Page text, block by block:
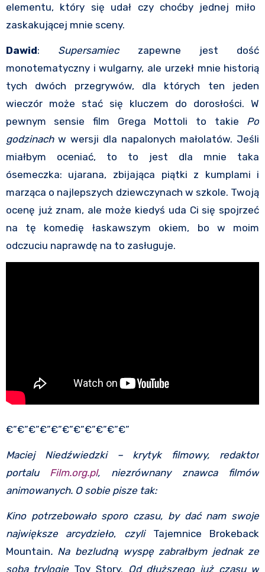
elementu, który się udał czy choćby jednej miło
zaskakującej mnie sceny.
Dawid: Supersamiec zapewne jest dość
monotematyczny i wulgarny, ale urzekł mnie historią
tych dwóch przegrywów, dla których ten jeden
wieczór może stać się kluczem do dorosłości. W
pewnym sensie film Grega Mottoli to takie Po
godzinach w wersji dla napalonych małolatów. Jeśli
miałbym oceniać, to to jest dla mnie taka
ósemeczka: ujarana, zbijająca piątki z kumplami i
marząca o najlepszych dziewczynach w szkole. Twoją
ocenę już znam, ale może kiedyś uda Ci się spojrzeć
na tę komedię łaskawszym okiem, bo w moim
odczuciu naprawdę na to zasługuje.
€”€”€”€”€”€”€”€”€”€”€”
Maciej Niedźwiedzki – krytyk filmowy, redaktor
portalu Film.org.pl, niezrównany znawca filmów
animowanych. O sobie pisze tak:
Kino potrzebowało sporo czasu, by dać nam swoje
największe arcydzieło, czyli
Tajemnice Brokeback
Mountain. Na bezludną wyspę zabrałbym jednak ze
sobą trylogię Toy Story. Od dłuższego już czasu w